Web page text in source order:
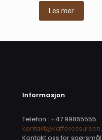
Les mer
Informasjon
Telefon : +47 99865555
Kontakt oss for